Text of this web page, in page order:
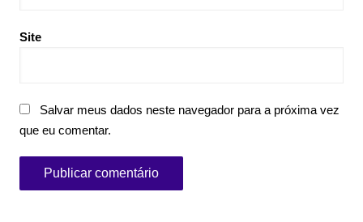
Site
Salvar meus dados neste navegador para a próxima vez
que eu comentar.